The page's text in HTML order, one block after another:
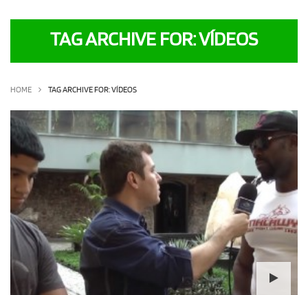
OLHA ISSO! EU QUERO!
TAG ARCHIVE FOR: VÍDEOS
HOME TAG ARCHIVE FOR: VÍDEOS